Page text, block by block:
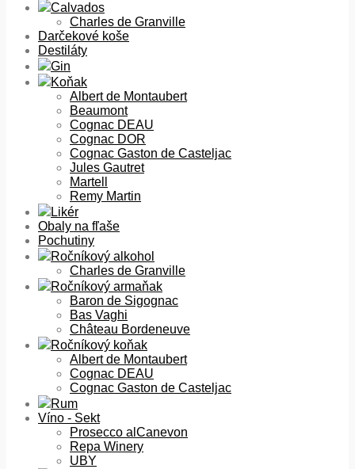
Calvados
Charles de Granville
Darčekové koše
Destiláty
Gin
Koňak
Albert de Montaubert
Beaumont
Cognac DEAU
Cognac DOR
Cognac Gaston de Casteljac
Jules Gautret
Martell
Remy Martin
Likér
Obaly na fľaše
Pochutiny
Ročníkový alkohol
Charles de Granville
Ročníkový armaňak
Baron de Sigognac
Bas Vaghi
Château Bordeneuve
Ročníkový koňak
Albert de Montaubert
Cognac DEAU
Cognac Gaston de Casteljac
Rum
Víno - Sekt
Prosecco alCanevon
Repa Winery
UBY